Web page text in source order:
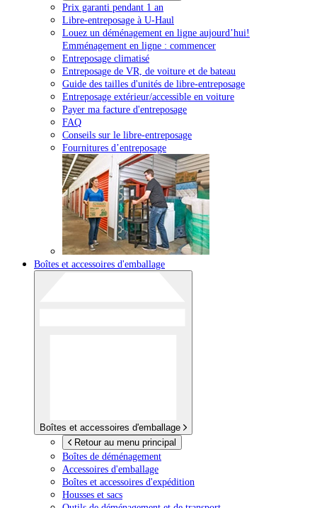
Prix garanti pendant 1 an
Libre-entreposage à U-Haul
Louez un déménagement en ligne aujourd’hui!
Emménagement en ligne : commencer
Entreposage climatisé
Entreposage de VR, de voiture et de bateau
Guide des tailles d'unités de libre-entreposage
Entreposage extérieur/accessible en voiture
Payer ma facture d'entreposage
FAQ
Conseils sur le libre-entreposage
Fournitures d’entreposage
Boîtes et accessoires d'emballage
Boîtes et accessoires d'emballage
Retour au menu principal
Boîtes de déménagement
Accessoires d'emballage
Boîtes et accessoires d'expédition
Housses et sacs